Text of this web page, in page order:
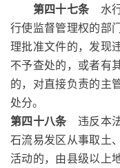
第四十七条 水
行使监督管理权的部
理批准文件的，发现
不予查处的，或者有
的，对直接负责的主
处分。
第四十八条 违反本
石流易发区从事取土
活动的，由县级以上